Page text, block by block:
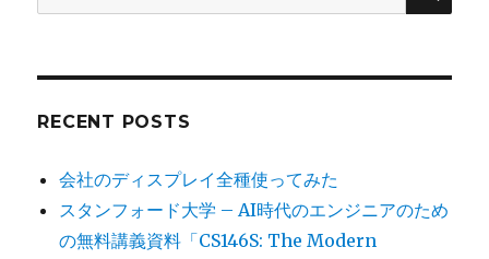
for:
RECENT POSTS
会社のディスプレイ全種使ってみた
スタンフォード大学 – AI時代のエンジニアのため
の無料講義資料「CS146S: The Modern